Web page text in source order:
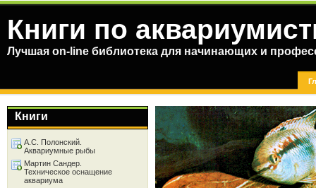
Книги по
Лучшая on-line библиотека для начинающих и
Книги
А.С. Полонский.
Аквариумные рыбы
Мартин Сандер.
Техническое оснащение
аквариума